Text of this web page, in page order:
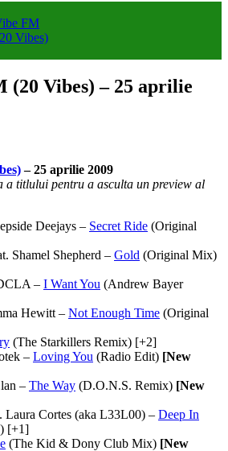
FM
Vibes)
(20 Vibes) – 25 aprilie
– 25 aprilie 2009
a titlului pentru a asculta un preview al
Deejays – Secret Ride (Original
Shamel Shepherd – Gold (Original Mix)
– I Want You (Andrew Bayer
Hewitt – Not Enough Time (Original
(The Starkillers Remix) [+2]
– Loving You (Radio Edit) [New
– The Way (D.O.N.S. Remix) [New
Laura Cortes (aka L33L00) – Deep In
[+1]
(The Kid & Dony Club Mix) [New